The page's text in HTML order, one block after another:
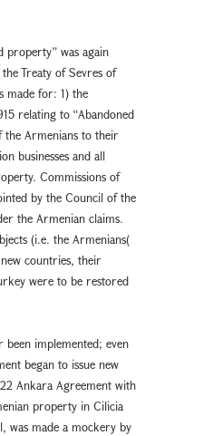
property” was again
Treaty of Sevres of
made for: 1) the
relating to “Abandoned
Armenians to their
businesses and all
Commissions of
by the Council of the
the Armenian claims.
(i.e. the Armenians(
countries, their
were to be restored
been implemented; even
began to issue new
Ankara Agreement with
property in Cilicia
was made a mockery by